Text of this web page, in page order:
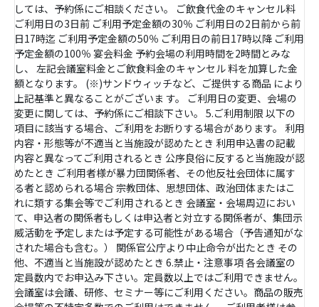
しては、予約係にご相談ください。 ご飲食代金のキャンセル料
ご利用日の3日前 ご利用予定金額の30％ ご利用日の2日前から前
日17時迄 ご利用予定金額の50％ ご利用日の前日17時以降 ご利用
予定金額の100％ 宴会料金 予約会場の利用時間を2時間とみな
し、 左記会議室料金とご飲食料金のキャンセル 料を加算した金
額となります。 (※)サンドウィッチなど、ご提供する商品 により
上記基準と異なることがございま す。 ご利用日の変更、会場の
変更に関しては、予約係にご相談下さい。 5.ご利用制限 以下の
項目に該当する場合、ご利用をお断りする場合があります。 利用
内容・形態等が不適当と当施設が認めたとき 利用申込書の記載
内容と異なってご利用されるとき 公序良俗に反すると当施設が認
めたとき ご利用者様が暴力団関係者、その他反社会団体に属す
る者と認められる場合 宗教団体、思想団体、政治団体またはこ
れに類する集会等でご利用されるとき 会議室・会場周辺におい
て、申込者の関係者もしくは申込者と対立する関係者が、集団示
威活動を予定しまたは予定する可能性がある場合（予告通知がな
された場合も含む。） 関係官公庁より中止命令が出たとき その
他、不適当と当施設が認めたとき 6.禁止・注意事項 各会議室の
定員数内でお申込み下さい。定員数以上ではご利用できません。
会議室は会議、研修、セミナー等にご利用ください。商品の販売